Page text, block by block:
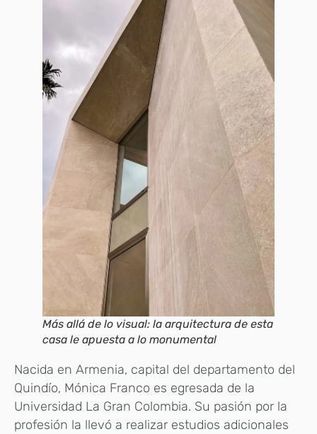
Más allá de lo visual: la arquitectura de esta
casa le apuesta a lo monumental
Nacida en Armenia, capital del departamento del
Quindío, Mónica Franco es egresada de la
Universidad La Gran Colombia. Su pasión por la
profesión la llevó a realizar estudios adicionales